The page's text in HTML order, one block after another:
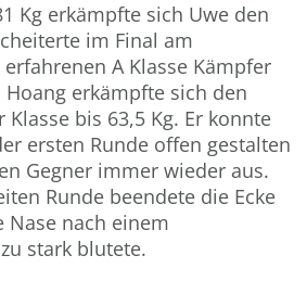
Kg erkämpfte sich Uwe den
im Final am
A Klasse Kämpfer
erkämpfte sich den
bis 63,5 Kg. Er konnte
ersten Runde offen gestalten
Gegner immer wieder aus.
Runde beendete die Ecke
Nase nach einem
stark blutete.